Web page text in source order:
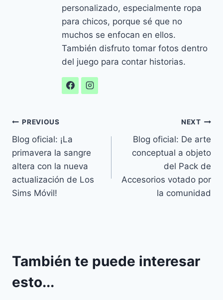
personalizado, especialmente ropa
para chicos, porque sé que no
muchos se enfocan en ellos.
También disfruto tomar fotos dentro
del juego para contar historias.
Navegación
de
entradas
PREVIOUS
Blog oficial: ¡La
primavera la sangre
altera con la nueva
actualización de Los
Sims Móvil!
NEXT
Blog oficial: De arte
conceptual a objeto
del Pack de
Accesorios votado por
la comunidad
También te puede interesar
esto...